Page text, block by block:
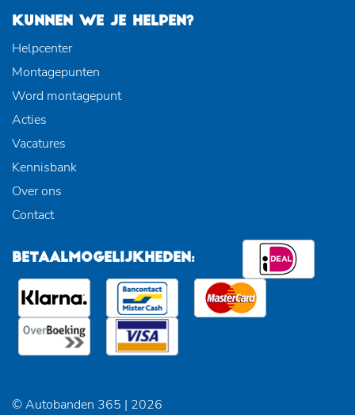
KUNNEN WE JE HELPEN?
Helpcenter
Montagepunten
Word montagepunt
Acties
Vacatures
Kennisbank
Over ons
Contact
BETAALMOGELIJKHEDEN:
© Autobanden 365 | 2026